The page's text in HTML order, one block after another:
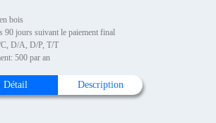
bois
90 jours suivant le paiement final
C, D/A, D/P, T/T
500 par an
Détail Description